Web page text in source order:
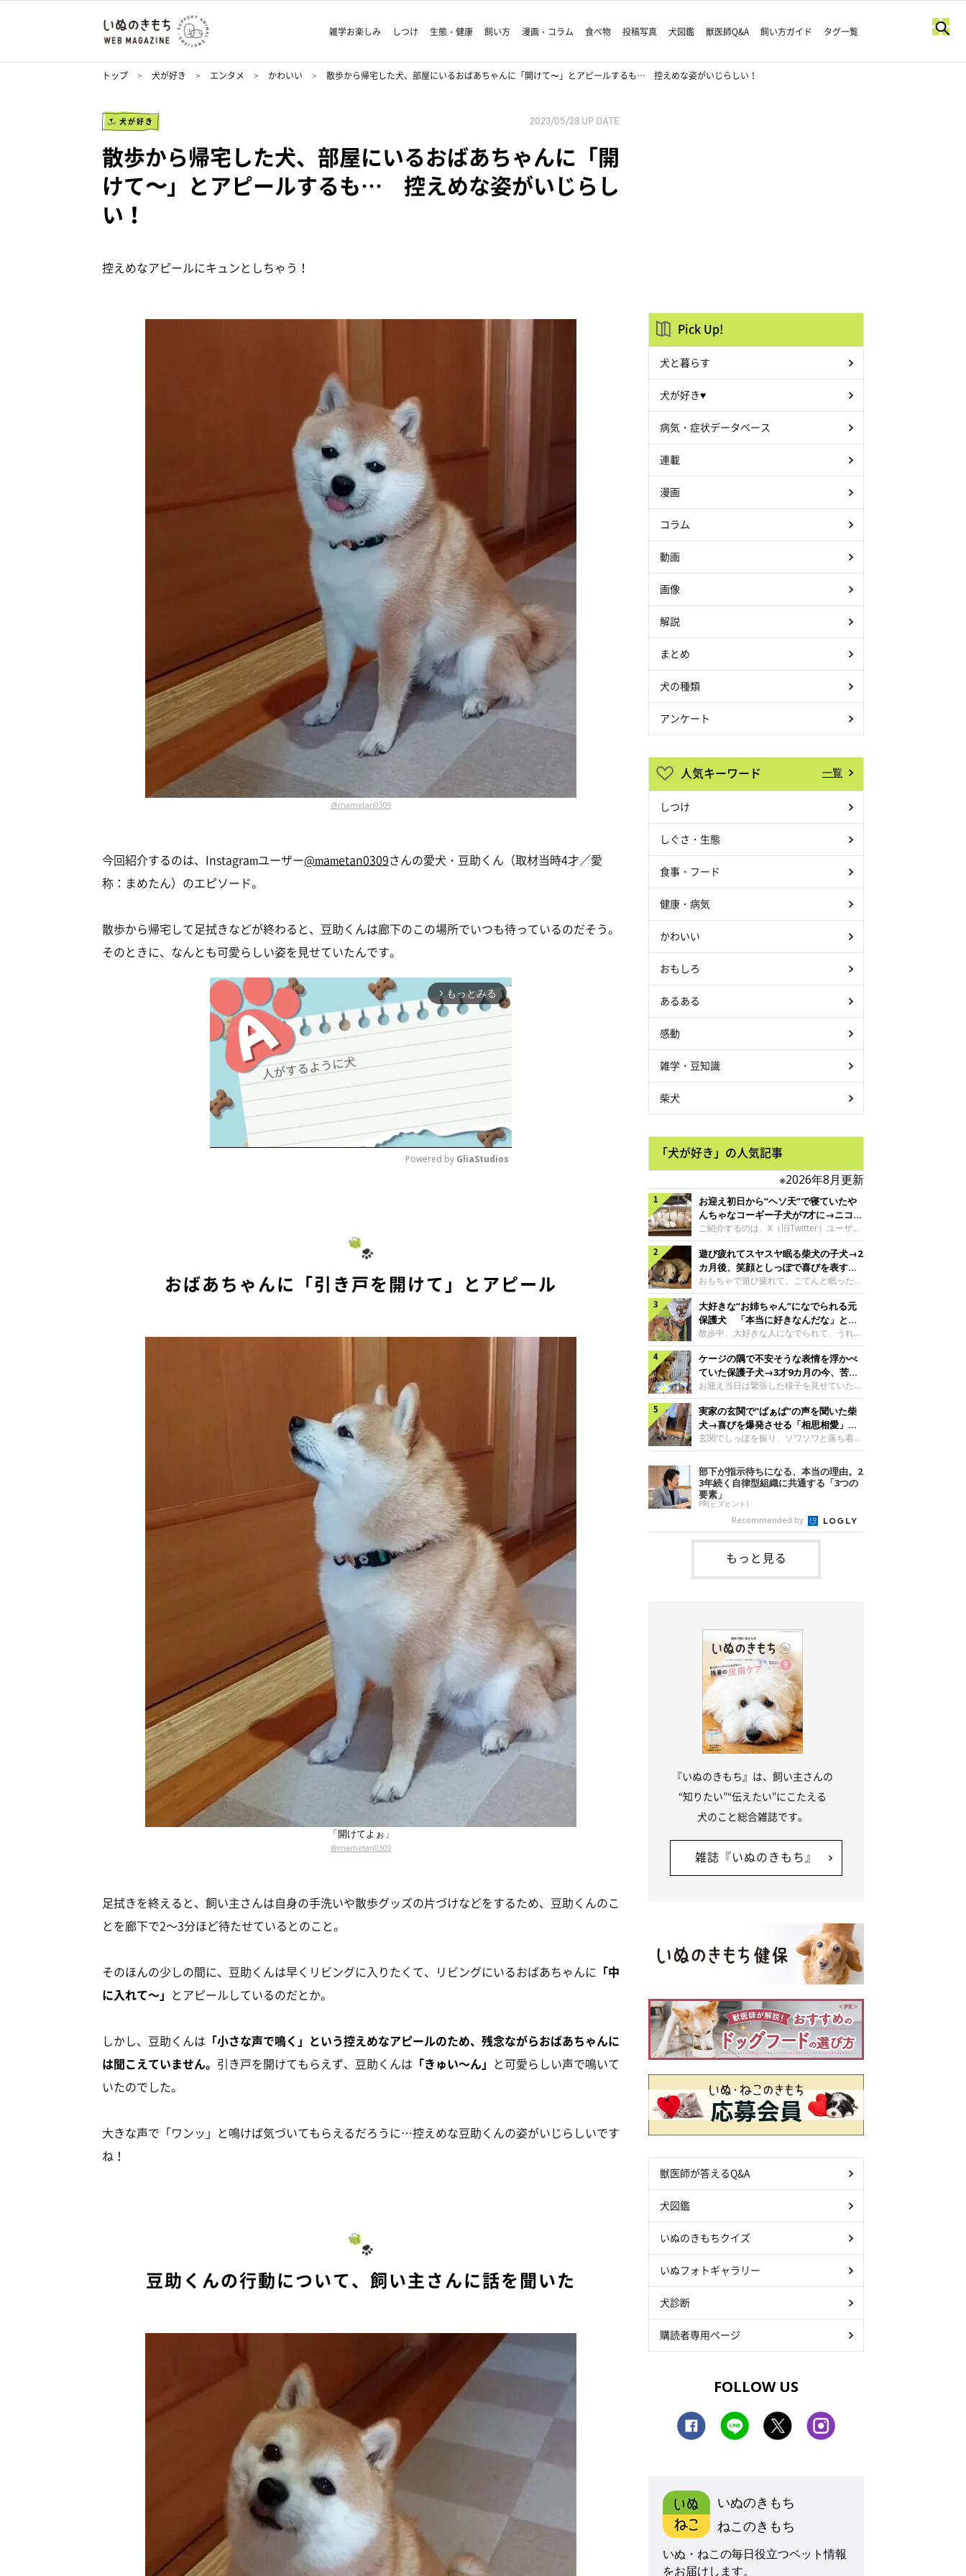
雑学お楽しみ しつけ 生態・健康 飼い方 漫画・コラム 食べ物 投稿写真 犬図鑑 獣医師Q&A 飼い方ガイド タグ一覧
トップ 犬が好き エンタメ かわいい 散歩から帰宅した犬、部屋にいるおばあちゃんに「開けて〜」とアピールするも… 控えめな姿がいじらしい！
犬が好き 2023/05/28 UP DATE
散歩から帰宅した犬、部屋にいるおばあちゃんに「開
けて〜」とアピールするも… 控えめな姿がいじらし
い！
控えめなアピールにキュンとしちゃう！
@mametan0309
今回紹介するのは、Instagramユーザー@mametan0309さんの愛犬・豆助くん（取材当時4才／愛
称：まめたん）のエピソード。
散歩から帰宅して足拭きなどが終わると、豆助くんは廊下のこの場所でいつも待っているのだそう。
そのときに、なんとも可愛らしい姿を見せていたんです。
arrow_forward_ios もっとみる
Powered by GliaStudios
おばあちゃんに「引き戸を開けて」とアピール
「開けてよぉ」
@mametan0309
足拭きを終えると、飼い主さんは自身の手洗いや散歩グッズの片づけなどをするため、豆助くんのこ
とを廊下で2～3分ほど待たせているとのこと。
そのほんの少しの間に、豆助くんは早くリビングに入りたくて、リビングにいるおばあちゃんに 「中
に入れて～」 とアピールしているのだとか。
しかし、豆助くんは 「小さな声で鳴く」という控えめなアピールのため、残念ながらおばあちゃんに
は聞こえていません。 引き戸を開けてもらえず、豆助くんは 「きゅい～ん」 と可愛らしい声で鳴いて
いたのでした。
大きな声で「ワンッ」と鳴けば気づいてもらえるだろうに…控えめな豆助くんの姿がいじらしいです
ね！
豆助くんの行動について、飼い主さんに話を聞いた
Pick Up!
犬と暮らす
犬が好き♥
病気・症状データベース
連載
漫画
コラム
動画
画像
解説
まとめ
犬の種類
アンケート
人気キーワード 一覧
しつけ
しぐさ・生態
食事・フード
健康・病気
かわいい
おもしろ
あるある
感動
雑学・豆知識
柴犬
「犬が好き」の人気記事
※2026年8月更新
お迎え初日から“ヘソ天”で寝ていたや
んちゃなコーギー子犬が7才に→ニコニ
コ“コーギースマイル”が魅力のコに成
長！
ご紹介するのは、X（旧Twitter）ユーザー
＠Kus1oKg2vsgdWS2さんの愛犬でウェル
シュ・コーギー・ペンブロークの神楽ちゃ
ん。今年の8月で7才になるという神楽ちゃ
んですが、いったいどんな子犬時代を過ご
したのでしょうか。今回は、神楽ちゃんの
成長を飼い主さんと振り返ります！神楽ち
ゃんの成長について聞いた！お迎えから数
日後の神楽ちゃん（撮影時生後2カ月）＠
Kus1oKg2vsgdWS2――お迎え当初の神楽
ちゃんの様子について教えてください。飼
い主さん： 「お迎え当日から“ヘソ天”で寝
るようなコでし
遊び疲れてスヤスヤ眠る柴犬の子犬→2
カ月後、笑顔としっぽで喜びを表すコ
に成長！
おもちゃで遊び疲れて、こてんと眠った子
犬。あれから2カ月、表情や行動にさまざ
まな変化が見られるようになりました。遊
び疲れて眠る生後2カ月のなっちゃん遊び
疲れた様子のなっちゃん。@Pkndg_紹介
するのは、X（旧Twitter）ユーザー
@Pkndg_さんの愛犬・なっちゃん（取材
時、生後4カ月／柴犬）。こちらの写真
は、なっちゃんが生後2カ月のころに撮影
された一枚です。この日、なっちゃんは家
族と一緒におもちゃで遊んでいました。た
くさん遊んで疲れたのか、その後は眠り始
めたそうです。眠るなっちゃん。
@Pkndg_
大好きな“お姉ちゃん”になでられる元
保護犬 「本当に好きなんだな」と感
じる表情にほっこり
散歩中、大好きな人になでられて、うれし
そうな表情を見せる元保護犬。甘えるよう
な姿に、見ているこちらまでほっこりしま
す。大好きな“お姉ちゃん”に甘える小次郎
くん妹さんになでてもらい、うれしそうな
表情を見せる小次郎くん（2026年6月撮
影）。@mika_Jimmy紹介するのは、X（旧
Twitter）ユーザー@mika_Jimmyさんの愛
犬・小次郎くん（撮影時5才）。こちら
は、飼い主さんの妹さんと一緒に散歩をし
日、飼い主さんは実家から自宅へ帰る途
中、妹さんと公園で待ち合わせ
ケージの隅で不安そうな表情を浮かべ
ていた保護子犬→3才9カ月の今、苦手
を克服し頼もしいコに成長！
お迎え当日は緊張した様子を見せていた元
野犬の保護子犬。あれから約3年半、苦手
だったことを一つひとつ克服し、家族に寄
り添う姿を見せています。お迎え当日、ケ
ージの隅で不安そうにお迎え当日のシルビ
アちゃん。@nemonemotos今回紹介する
のは、X（旧Twitter）ユーザー
@nemonemotosさんの愛犬・シルビアち
ゃん（撮影当時、生後推定2カ月）。飼い
主さんが「#最初に撮った一枚」として投
稿した写真には、ケージの隅で不安そうな
表情を浮かべるシルビアちゃんの姿が写っ
ていました。こちらは、保護犬だったシル
実家の玄関で“ばぁば”の声を聞いた柴
犬→喜びを爆発させる「相思相愛」な
光景にほっこり
玄関でしっぽを振り、ソワソワと落ち着か
ない様子の柴犬。その先には、大好きな人
との再会が待っていました。玄関でソワソ
ワする福丸くんソワソワした様子を見せる
福丸くん。@totomo_fukumaru紹介する
のは、X（旧Twitter）ユーザー
@totomo_fukumaruさんが投稿していた
動画。玄関でしっぽを振っているのは、愛
犬・福丸くん（撮影時11才／柴犬）です。
何やらソワソワしている様子が印象的です
が、それにはほっこりする理由がありまし
た。 玄関で聞こえた、うれしい声ばぁば
部下が指示待ちになる、本当の理由。2
3年続く自律型組織に共通する「3つの
要素」
PR(ビズヒント)
Recommended by
もっと見る
『いぬのきもち』は、飼い主さんの
“知りたい”“伝えたい”にこたえる
犬のこと総合雑誌です。
雑誌『いぬのきもち』
獣医師が答えるQ&A
犬図鑑
いぬのきもちクイズ
いぬフォトギャラリー
犬診断
購読者専用ページ
FOLLOW US
いぬのきもち
ねこのきもち
いぬ・ねこの毎日役立つペット情報
をお届けします。